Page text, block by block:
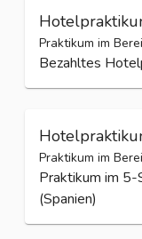
Praktikum im
Bezahltes
Praktikum im
Praktikum im
(Spanien)